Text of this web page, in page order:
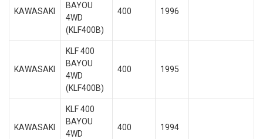
KAWASAKI
BAYOU
4WD
(KLF400B)
400 1996
KAWASAKI
KLF 400
BAYOU
4WD
(KLF400B)
400 1995
KAWASAKI
KLF 400
BAYOU
4WD
400 1994